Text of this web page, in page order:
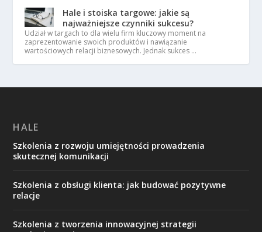
Hale i stoiska targowe: jakie są
najważniejsze czynniki sukcesu?
Udział w targach to dla wielu firm kluczowy moment na
zaprezentowanie swoich produktów i nawiązanie
wartościowych relacji biznesowych. Jednak sukces …
HALE
Szkolenia z rozwoju umiejętności prowadzenia
skutecznej komunikacji
Szkolenia z obsługi klienta: jak budować pozytywne
relacje
Szkolenia z tworzenia innowacyjnej strategii